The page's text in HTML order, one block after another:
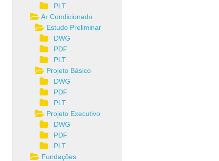
PLT
Ar Condicionado
Estudo Preliminar
DWG
PDF
PLT
Projeto Básico
DWG
PDF
PLT
Projeto Executivo
DWG
PDF
PLT
Fundações